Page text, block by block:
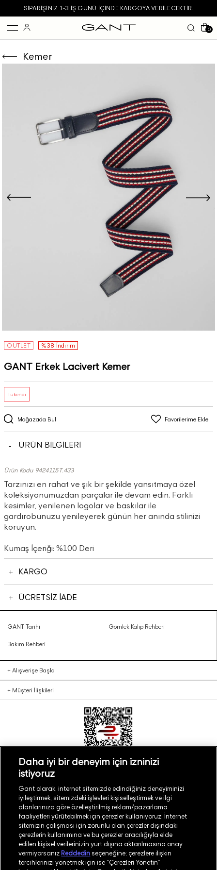
SIPARIŞINIZ 1-3 IŞ GÜNÜ IÇINDE KARGOYA VERILECEKTIR.
0
Kemer
OUTLET %38 İndirim
GANT Erkek Lacivert Kemer
Mağazada Bul Favorilerime Ekle
Tükendi
ÜRÜN BİLGİLERİ
Ürün Kodu 9424115T.433
Tarzınızı en rahat ve şık bir şekilde yansıtmaya özel
koleksiyonumuzdan parçalar ile devam edin. Farklı
kesimler, yenilenen logolar ve baskılar ile
gardırobunuzu yenileyerek günün her anında stilinizi
koruyun.
Kumaş İçeriği: %100 Deri
KARGO
ÜCRETSİZ İADE
GANT Tarihi Gömlek Kalıp Rehberi
Bakım Rehberi
+ Alışverişe Başla
+ Müşteri İlişkileri
Türkiye Mağaza Bul
©2026GANT
İşlem Rehberi Site Haritası
Daha iyi bir deneyim için izninizi
istiyoruz
Gant olarak, internet sitemizde edindiğiniz deneyiminizi
iyileştirmek, sitemizdeki işlevleri kişiselleştirmek ve ilgi
alanlarınıza göre özelleştirilmiş reklam/pazarlama
faaliyetleri yürütebilmek için çerezler kullanıyoruz. İnternet
sitemizin çalışması için zorunlu olan çerezler dışındaki
çerezlerin kullanımına ve bu çerezler aracılığıyla elde
edilen kişisel verilerinizin yurt dışına aktarılmasına onay
vermiyorsanız Reddedin seçeneğine; çerezlere ilişkin
tercihlerinizi yönetmek için ise “Çerezleri Yönetin”